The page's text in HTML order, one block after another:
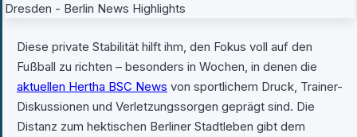
Diese private Stabilität hilft ihm, den Fokus voll auf den
Fußball zu richten – besonders in Wochen, in denen die
aktuellen Hertha BSC News von sportlichem Druck, Trainer-
Diskussionen und Verletzungssorgen geprägt sind. Die
Distanz zum hektischen Berliner Stadtleben gibt dem